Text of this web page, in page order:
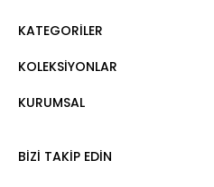
KATEGORILER
Elbise
Sweatshirt
KOLEKSIYONLAR
Mert Aslan
Nature Love
KURUMSAL
Kurumsal Satış
BIZI TAKIP EDIN